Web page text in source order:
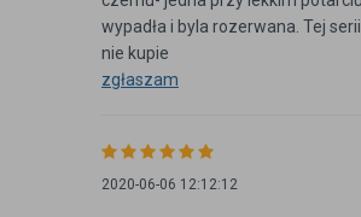
wypadła i byla rozerwana. Tej
nie kupie
zgłaszam
2020-06-06 12:12:12